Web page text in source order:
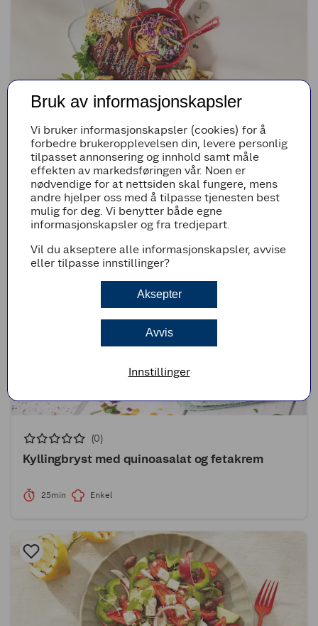
(3)
Spareribs med råkostsalat og grillet mais med
parmesan
25min Enkel
(0)
Kyllingbryst med quinoasalat og fetakrem
25min Enkel
Bruk av informasjonskapsler
Vi bruker informasjonskapsler (cookies) for å
forbedre brukeropplevelsen din, levere personlig
tilpasset annonsering og innhold samt måle
effekten av markedsføringen vår. Noen er
nødvendige for at nettsiden skal fungere, mens
andre hjelper oss med å tilpasse tjenesten best
mulig for deg. Vi benytter både egne
informasjonskapsler og fra tredjepart.
Vil du akseptere alle informasjonskapsler, avvise
eller tilpasse innstillinger?
Aksepter
Avvis
Innstillinger